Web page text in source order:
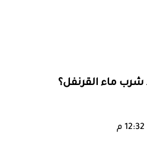
شرب ماء القرنفل؟